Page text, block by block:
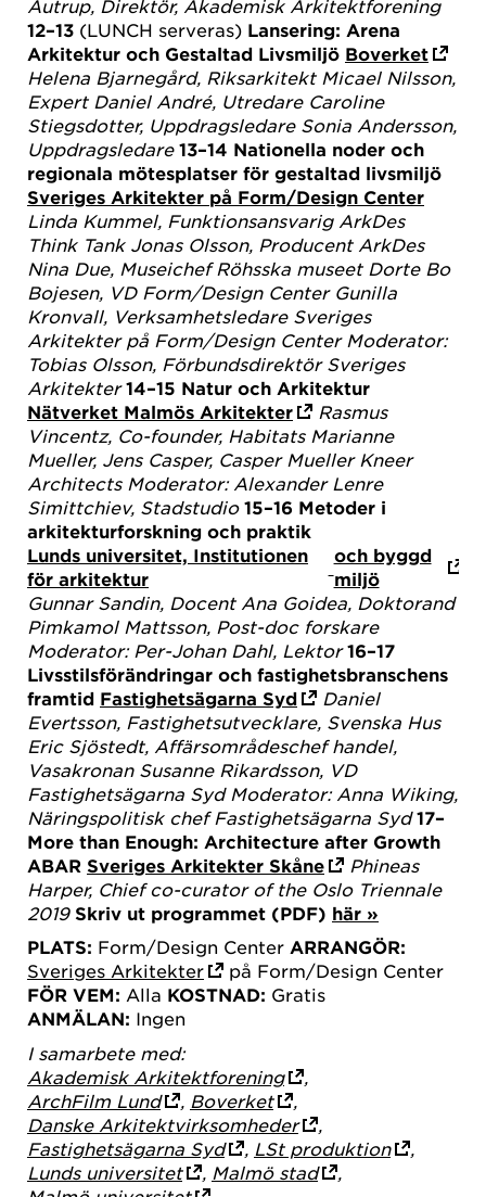
Autrup, Direktör, Akademisk Arkitektforening
12–13 (LUNCH serveras) Lansering: Arena
Arkitektur och Gestaltad Livsmiljö Boverket
Helena Bjarnegård, Riksarkitekt Micael Nilsson,
Expert Daniel André, Utredare Caroline
Stiegsdotter, Uppdragsledare Sonia Andersson,
Uppdragsledare 13–14 Nationella noder och
regionala mötesplatser för gestaltad livsmiljö
Sveriges Arkitekter på Form/Design Center
Linda Kummel, Funktionsansvarig ArkDes
Think Tank Jonas Olsson, Producent ArkDes
Nina Due, Museichef Röhsska museet Dorte Bo
Bojesen, VD Form/Design Center Gunilla
Kronvall, Verksamhetsledare Sveriges
Arkitekter på Form/Design Center Moderator:
Tobias Olsson, Förbundsdirektör Sveriges
Arkitekter 14–15 Natur och Arkitektur
Nätverket Malmös Arkitekter
Rasmus
Vincentz, Co-founder, Habitats Marianne
Mueller, Jens Casper, Casper Mueller Kneer
Architects Moderator: Alexander Lenre
Simittchiev, Stadstudio 15–16 Metoder i
arkitekturforskning och praktik
Lunds universitet, Institutionen
för arkitektur
och byggd
miljö
Gunnar Sandin, Docent Ana Goidea, Doktorand
Pimkamol Mattsson, Post-doc forskare
Moderator: Per-Johan Dahl, Lektor 16–17
Livsstilsförändringar och fastighetsbranschens
framtid Fastighetsägarna Syd
Daniel
Evertsson, Fastighetsutvecklare, Svenska Hus
Eric Sjöstedt, Affärsområdeschef handel,
Vasakronan Susanne Rikardsson, VD
Fastighetsägarna Syd Moderator: Anna Wiking,
Näringspolitisk chef Fastighetsägarna Syd 17–
More than Enough: Architecture after Growth
ABAR Sveriges Arkitekter Skåne
Phineas
Harper, Chief co-curator of the Oslo Triennale
2019 Skriv ut programmet (PDF) här »
PLATS: Form/Design Center ARRANGÖR:
Sveriges Arkitekter
på Form/Design Center
FÖR VEM: Alla KOSTNAD: Gratis
ANMÄLAN: Ingen
I samarbete med:
Akademisk Arkitektforening
ArchFilm Lund
Boverket
Danske Arkitektvirksomheder
Fastighetsägarna Syd
LSt produktion
Lunds universitet
Malmö stad